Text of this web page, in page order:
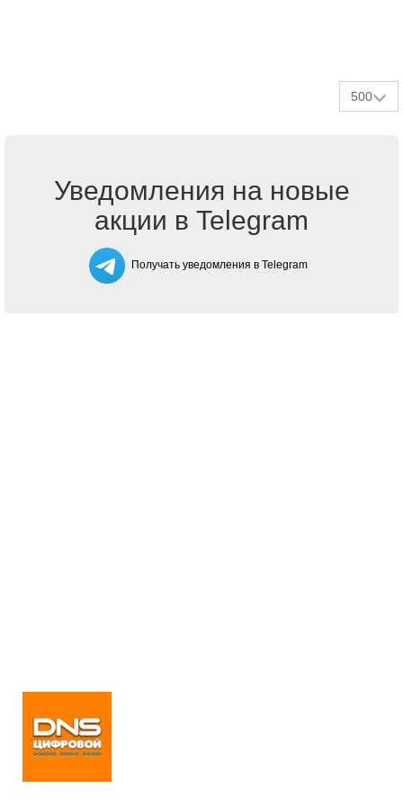
500
Уведомления на новые
акции в Telegram
Получать уведомления в Telegram